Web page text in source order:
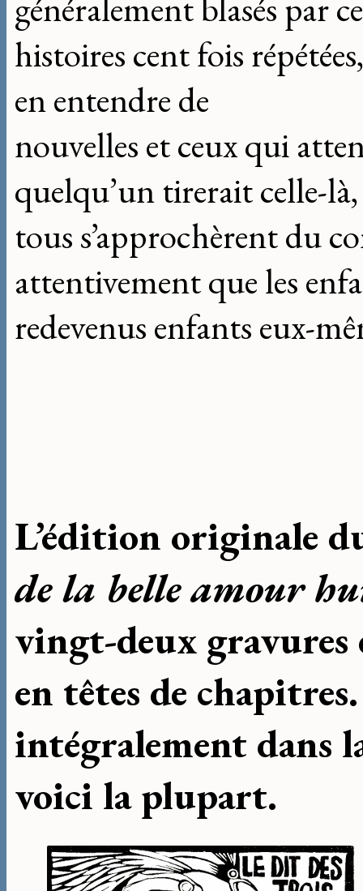
généralement blasés par
histoires cent fois
en entendre de
nouvelles et ceux qui
quelqu’un tirerait celle-là,
tous s’approchèrent du
attentivement que les
redevenus enfants eux-
L’édition originale
de la belle amour
vingt-deux gravures
en têtes de
intégralement dans
voici la plupart.